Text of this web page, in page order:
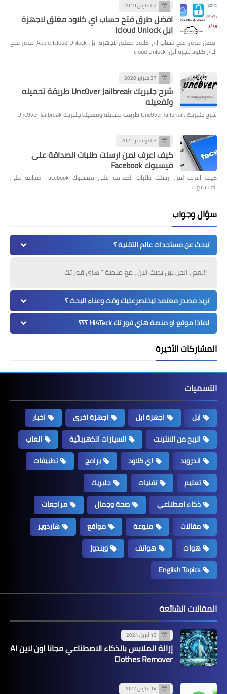
02 مارس 2019
افضل طرق فتح حساب اي كلاود مغلق لاجهزة
ابل Icloud Unlock
افضل طرق فتح حساب اي كلاود مغلق لاجهزة ابل Apple Icloud Unlock طرق فتح
الاي كلاود لاجزة آبل Icloud Unlock
27 فبراير 2020
شرح جلبريك Unc0ver Jailbreak طريقة تحميله
وتفعيله
شرح جلبريك Unc0ver Jailbreak طريقة تحميله وتفعيله جلبريك Unc0ver Jailbreak
03 نوفمبر 2021
كيف اعرف لمن ارسلت طلبات الصداقة على
فيسبوك Facebook
كيف اعرف لمن ارسلت طلبات الصداقة على فيسبوك Facebook صداقة على
الفيسبوك
سؤال وجواب
تبحث عن مستجدات عالم التقنية ؟
!!نعم , الحل بين يديك الان ، مع منصة " هاي فور تك "
تريد مصدر معتمد ليختصرعليك وقت وعناء البحث ؟
لماذا موقع او منصة هاي فور تك Hi4Teck ؟؟؟
المشاركات الأخيرة
التسميات
ابل اجهزة ابل اجهزة اخرى
اخبار
الربح من الانترنت
السيارات الكهربائية
العاب
اندرويد
اي كلاود برامج
تطبيقات
تعليم
تقنيات
جلبريك
ذكاء اصطناعي
صحة وجمال
مراجعات
مقالات
منوعة مواقع
هاردوير
هوات
هواتف
ويندوز
English Topics
المقالات الشائعة
13 أبريل 2024
إزالة الملابس بالذكاء الاصطناعي مجانا اون لاين AI
Clothes Remover
14 مارس 2022